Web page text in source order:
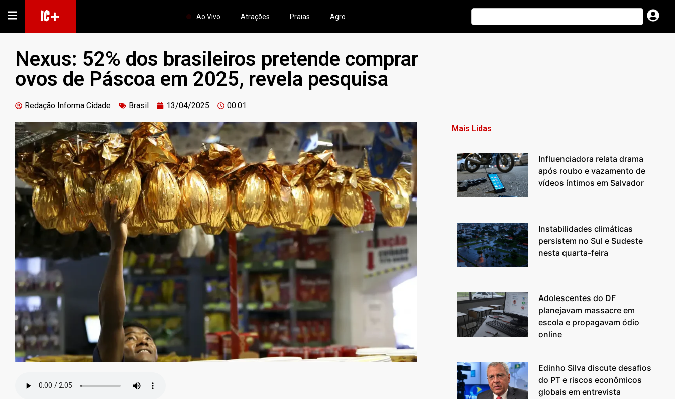
IC+ Ao Vivo Atrações Praias Agro
Nexus: 52% dos brasileiros pretende comprar
ovos de Páscoa em 2025, revela pesquisa
Redação Informa Cidade Brasil 13/04/2025 00:01
Mais Lidas
Influenciadora relata drama
após roubo e vazamento de
vídeos íntimos em Salvador
Instabilidades climáticas
persistem no Sul e Sudeste
nesta quarta-feira
Adolescentes do DF
planejavam massacre em
escola e propagavam ódio
online
Edinho Silva discute desafios
do PT e riscos econômicos
globais em entrevista